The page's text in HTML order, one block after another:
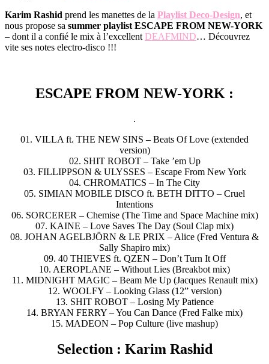
Karim Rashid prend les manettes de la Playlist Deco-Design, et
nous propose sa summer playlist ESCAPE FROM NEW-YORK
– dont il a confié le mix à l’excellent DEAFMIND… Découvrez
vite ses notes electro-disco !!!
ESCAPE FROM NEW-YORK :
.
01. VILLA ft. THE NEW SINS – Beats Of Love (extended
version)
02. SHIT ROBOT – Take ’em Up
03. FILLIPPSON & ULYSSES – Escape From New York
04. CHROMATICS – In The City
05. SIMIAN MOBILE DISCO ft. BETH DITTO – Cruel
Intentions
06. SORCERER – Chemise (The Time and Space Machine mix)
07. KAINE – Love Saves The Day (Soul Clap mix)
08. JOHAN AGELBJÖRN & LE PRIX – Alice (Fred Ventura &
Sally Shapiro mix)
09. 40 THIEVES ft. QZEN – Don’t Turn It Off
10. AEROPLANE – Without Lies (Breakbot mix)
11. MIDNIGHT MAGIC – Beam Me Up (Jacques Renault mix)
12. WOOLFY – Looking Glass (12” version)
13. SHIT ROBOT – Losing My Patience
14. BRYAN FERRY – You Can Dance (Fred Falke mix)
15. MADEON – Pop Culture (live mashup)
Selection : Karim Rashid